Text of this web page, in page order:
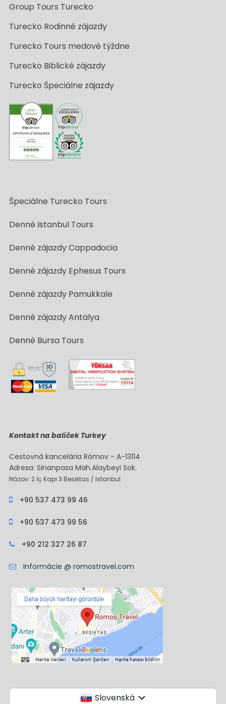
Group Tours Turecko
Turecko Rodinné zájazdy
Turecko Tours medové týždne
Turecko Biblické zájazdy
Turecko Špeciálne zájazdy
Špeciálne Turecko Tours
Denné Istanbul Tours
Denné zájazdy Cappadocia
Denné zájazdy Ephesus Tours
Denné zájazdy Pamukkale
Denné zájazdy Antalya
Denné Bursa Tours
Kontakt na balíček Turkey
Cestovná kancelária Rómov - A-13114
Adresa: Sinanpasa Mah.Alaybeyi Sok.
Názov: 2 İç Kapı 3 Besiktas / Istanbul
+90 537 473 99 46
+90 537 473 99 56
+90 212 327 26 87
Informácie @ romostravel.com
Slovenská